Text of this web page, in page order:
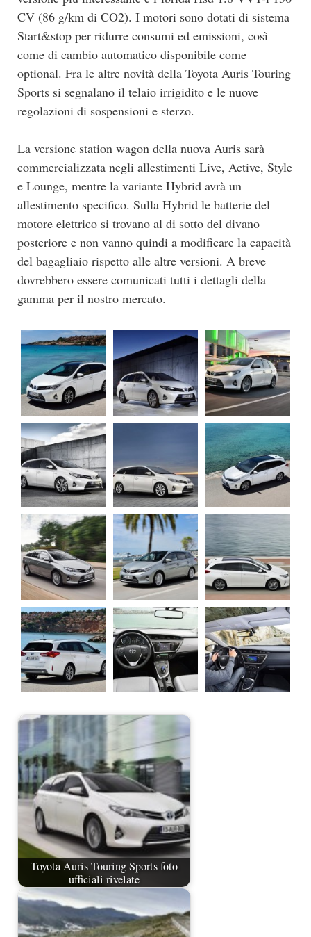
CV (86 g/km di CO2). I motori sono dotati di sistema
Start&stop per ridurre consumi ed emissioni, così
come di cambio automatico disponibile come
optional. Fra le altre novità della Toyota Auris Touring
Sports si segnalano il telaio irrigidito e le nuove
regolazioni di sospensioni e sterzo.
La versione station wagon della nuova Auris sarà
commercializzata negli allestimenti Live, Active, Style
e Lounge, mentre la variante Hybrid avrà un
allestimento specifico. Sulla Hybrid le batterie del
motore elettrico si trovano al di sotto del divano
posteriore e non vanno quindi a modificare la capacità
del bagagliaio rispetto alle altre versioni. A breve
dovrebbero essere comunicati tutti i dettagli della
gamma per il nostro mercato.
Toyota Auris Touring Sports foto
ufficiali rivelate